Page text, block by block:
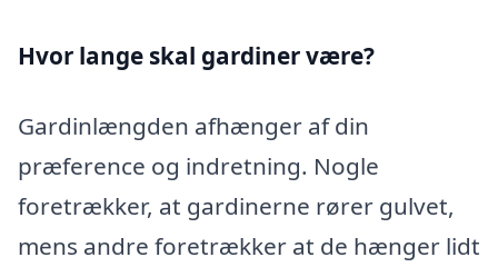
Hvor lange skal gardiner være?
Gardinlængden afhænger af din
præference og indretning. Nogle
foretrækker, at gardinerne rører gulvet,
mens andre foretrækker at de hænger lidt